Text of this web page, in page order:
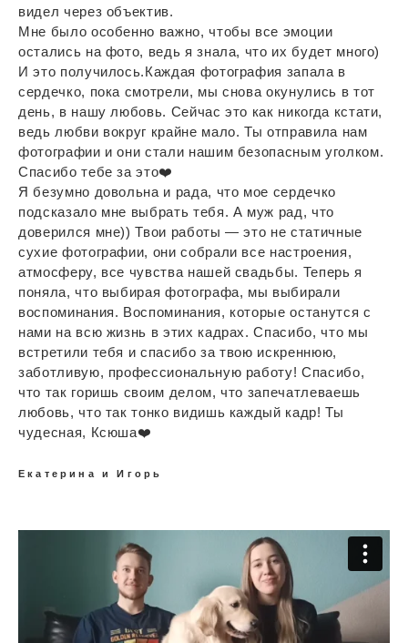
видел через объектив.
Мне было особенно важно, чтобы все эмоции
остались на фото, ведь я знала, что их будет много)
И это получилось.Каждая фотография запала в
сердечко, пока смотрели, мы снова окунулись в тот
день, в нашу любовь. Сейчас это как никогда кстати,
ведь любви вокруг крайне мало. Ты отправила нам
фотографии и они стали нашим безопасным уголком.
Спасибо тебе за это❤️
Я безумно довольна и рада, что мое сердечко
подсказало мне выбрать тебя. А муж рад, что
доверился мне)) Твои работы — это не статичные
сухие фотографии, они собрали все настроения,
атмосферу, все чувства нашей свадьбы. Теперь я
поняла, что выбирая фотографа, мы выбирали
воспоминания. Воспоминания, которые останутся с
нами на всю жизнь в этих кадрах. Спасибо, что мы
встретили тебя и спасибо за твою искреннюю,
заботливую, профессиональную работу! Спасибо,
что так горишь своим делом, что запечатлеваешь
любовь, что так тонко видишь каждый кадр! Ты
чудесная, Ксюша❤️
Екатерина и Игорь